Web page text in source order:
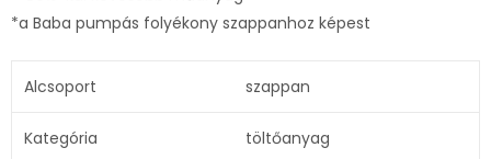
*a Baba pumpás folyékony szappanhoz képest
Alcsoport szappan
Kategória töltőanyag